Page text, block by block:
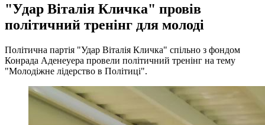
"Удар Віталія Кличка" провів
політичний тренінг для молоді
Політична партія "Удар Віталія Кличка" спільно з фондом
Конрада Аденеуера провели політичний тренінг на тему
"Молодіжне лідерство в Політиці".